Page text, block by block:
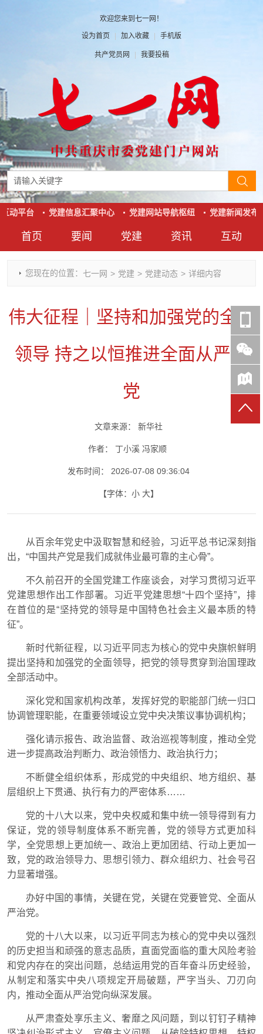
欢迎您来到七一网！
设为首页 | 加入收藏 | 手机版
共产党员网 | 我要投稿
首页 要闻
时政要闻
干部任免
七一视角
党建
党建动态
人才工作
作风建设
资讯
热点关注
党刊好文
党史参阅
互动
红岩评论
七一文学
七一号
动平台 党建信息汇聚中心 党建网站导航枢纽 党建新闻发布
您现在的位置： 七一网 > 党建 > 党建动态 > 详细内容
伟大征程｜坚持和加强党的全面
领导 持之以恒推进全面从严治
党
文章来源： 新华社
作者： 丁小溪 冯家顺
发布时间： 2026-07-08 09:36:04
【字体： 小 大】
从百余年党史中汲取智慧和经验，习近平总书记深刻指
出，“中国共产党是我们成就伟业最可靠的主心骨”。
不久前召开的全国党建工作座谈会，对学习贯彻习近平
党建思想作出工作部署。习近平党建思想“十四个坚持”，排
在首位的是“坚持党的领导是中国特色社会主义最本质的特
征”。
新时代新征程，以习近平同志为核心的党中央旗帜鲜明
提出坚持和加强党的全面领导，把党的领导贯穿到治国理政
全部活动中。
深化党和国家机构改革，发挥好党的职能部门统一归口
协调管理职能，在重要领域设立党中央决策议事协调机构；
强化请示报告、政治监督、政治巡视等制度，推动全党
进一步提高政治判断力、政治领悟力、政治执行力；
不断健全组织体系，形成党的中央组织、地方组织、基
层组织上下贯通、执行有力的严密体系……
党的十八大以来，党中央权威和集中统一领导得到有力
保证，党的领导制度体系不断完善，党的领导方式更加科
学，全党思想上更加统一、政治上更加团结、行动上更加一
致，党的政治领导力、思想引领力、群众组织力、社会号召
力显著增强。
办好中国的事情，关键在党，关键在党要管党、全面从
严治党。
党的十八大以来，以习近平同志为核心的党中央以强烈
的历史担当和顽强的意志品质，直面党面临的重大风险考验
和党内存在的突出问题，总结运用党的百年奋斗历史经验，
从制定和落实中央八项规定开局破题，严字当头、刀刃向
内，推动全面从严治党向纵深发展。
从严肃查处享乐主义、奢靡之风问题，到以钉钉子精神